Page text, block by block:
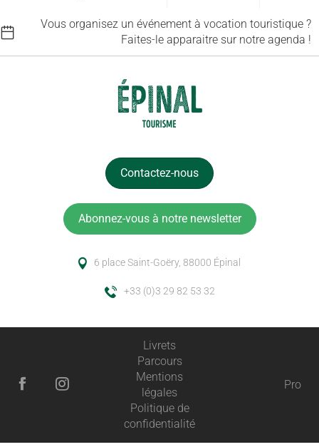
Vous organisez un événement à vocation touristique ?
Faites-le apparaitre sur notre agenda !
Contactez-nous
Abonnez-vous à notre newsletter
6 place Saint-Goëry, 88000 Épinal
+33 (0)3 29 82 53 32
Livrets
Parcours
Mentions
légales
Politique de
confidentialité
Pro